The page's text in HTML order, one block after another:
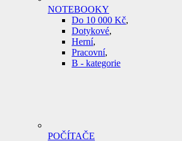
NOTEBOOKY
Do 10 000 Kč,
Dotykové,
Herní,
Pracovní,
B - kategorie
POČÍTAČE